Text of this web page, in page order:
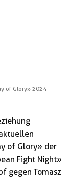
of Glory» 2024 –
of Glory» der
Fight Night»
gegen Tomasz